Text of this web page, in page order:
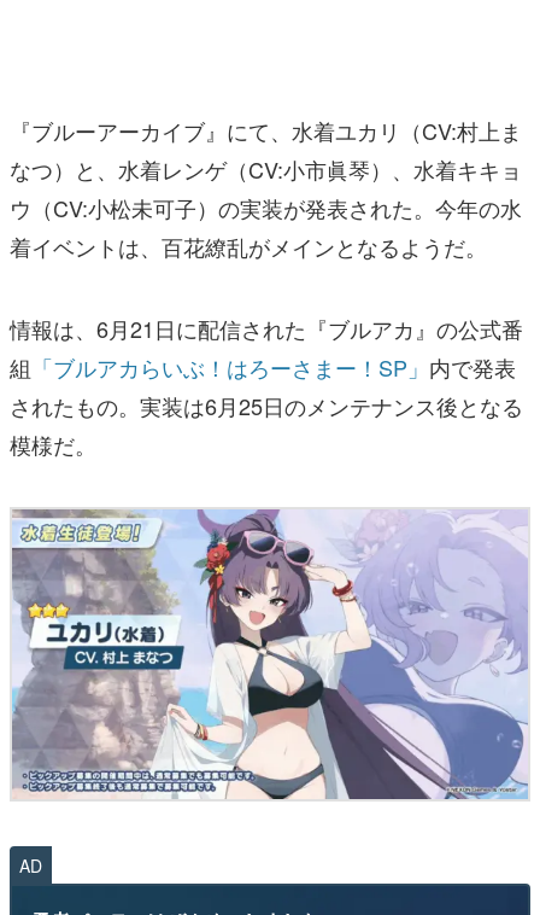
アプリレビュー
その他
電ファミニコゲーマーとは？
『ブルーアーカイブ』にて、水着ユカリ（CV:村上ま
なつ）と、水着レンゲ（CV:小市眞琴）、水着キキョ
ウ（CV:小松未可子）の実装が発表された。今年の水
着イベントは、百花繚乱がメインとなるようだ。
情報は、6月21日に配信された『ブルアカ』の公式番
組 「ブルアカらいぶ！はろーさまー！SP」 内で発表
されたもの。実装は6月25日のメンテナンス後となる
模様だ。
AD